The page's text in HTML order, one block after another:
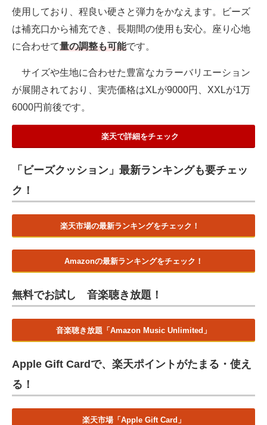
使用しており、程良い硬さと弾力をかなえます。ビーズ
は補充口から補充でき、長期間の使用も安心。座り心地
に合わせて量の調整も可能です。
サイズや生地に合わせた豊富なカラーバリエーション
が展開されており、実売価格はXLが9000円、XXLが1万
6000円前後です。
楽天で詳細をチェック
「ビーズクッション」最新ランキングも要チェッ
ク！
楽天市場の最新ランキングをチェック！
Amazonの最新ランキングをチェック！
無料でお試し 音楽聴き放題！
音楽聴き放題「Amazon Music Unlimited」
Apple Gift Cardで、楽天ポイントがたまる・使え
る！
楽天市場「Apple Gift Card」